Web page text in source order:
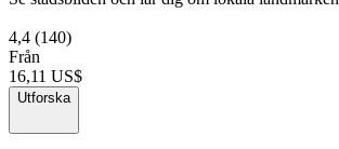
4,4 (140)
Från
16,11 US$
Utforska